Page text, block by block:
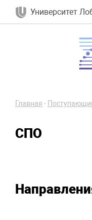
Университет
Главная -
СПО